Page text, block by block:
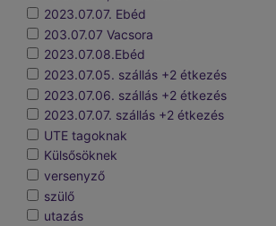
2023.07.07. Ebéd
203.07.07 Vacsora
2023.07.08.Ebéd
2023.07.05. szállás +2 étkezés
2023.07.06. szállás +2 étkezés
2023.07.07. szállás +2 étkezés
UTE tagoknak
Külsősöknek
versenyző
szülő
utazás